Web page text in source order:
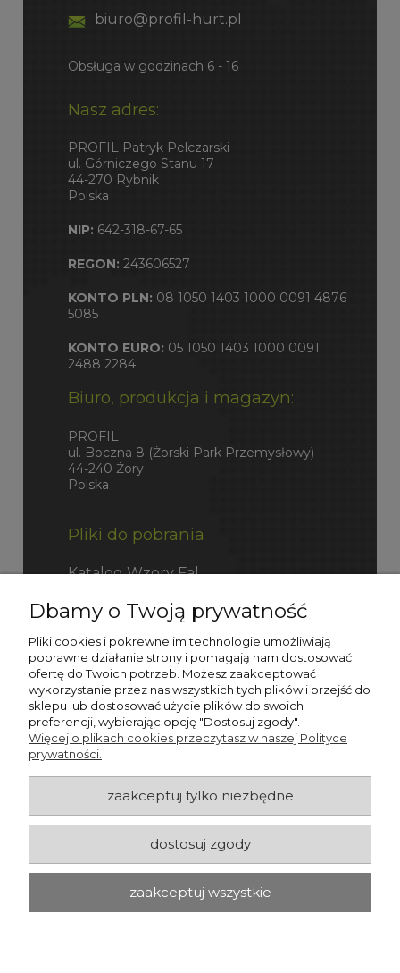
biuro@profil-hurt.pl
Obsługa w godzinach 6 - 16
Nasz adres:
PROFIL Patryk Pelczarski
ul. Górniczego Stanu 17
44-270 Rybnik
Polska
NIP: 642-318-67-65
REGON: 243606527
KONTO PLN: 08 1050 1403 1000 0091 4876
5085
KONTO EURO: 05 1050 1403 1000 0091
2488 2284
Biuro, produkcja i magazyn:
PROFIL
ul. Boczna 8 (Żorski Park Przemysłowy)
44-240 Żory
Polska
Pliki do pobrania
Katalog Wzory Fal
Katalog Fefco
Dbamy o Twoją prywatność
Pliki cookies i pokrewne im technologie umożliwiają
poprawne działanie strony i pomagają nam dostosować
ofertę do Twoich potrzeb. Możesz zaakceptować
wykorzystanie przez nas wszystkich tych plików i przejść do
sklepu lub dostosować użycie plików do swoich
preferencji, wybierając opcję "Dostosuj zgody".
Więcej o plikach cookies przeczytasz w naszej Polityce
prywatności.
zaakceptuj tylko niezbędne
dostosuj zgody
zaakceptuj wszystkie